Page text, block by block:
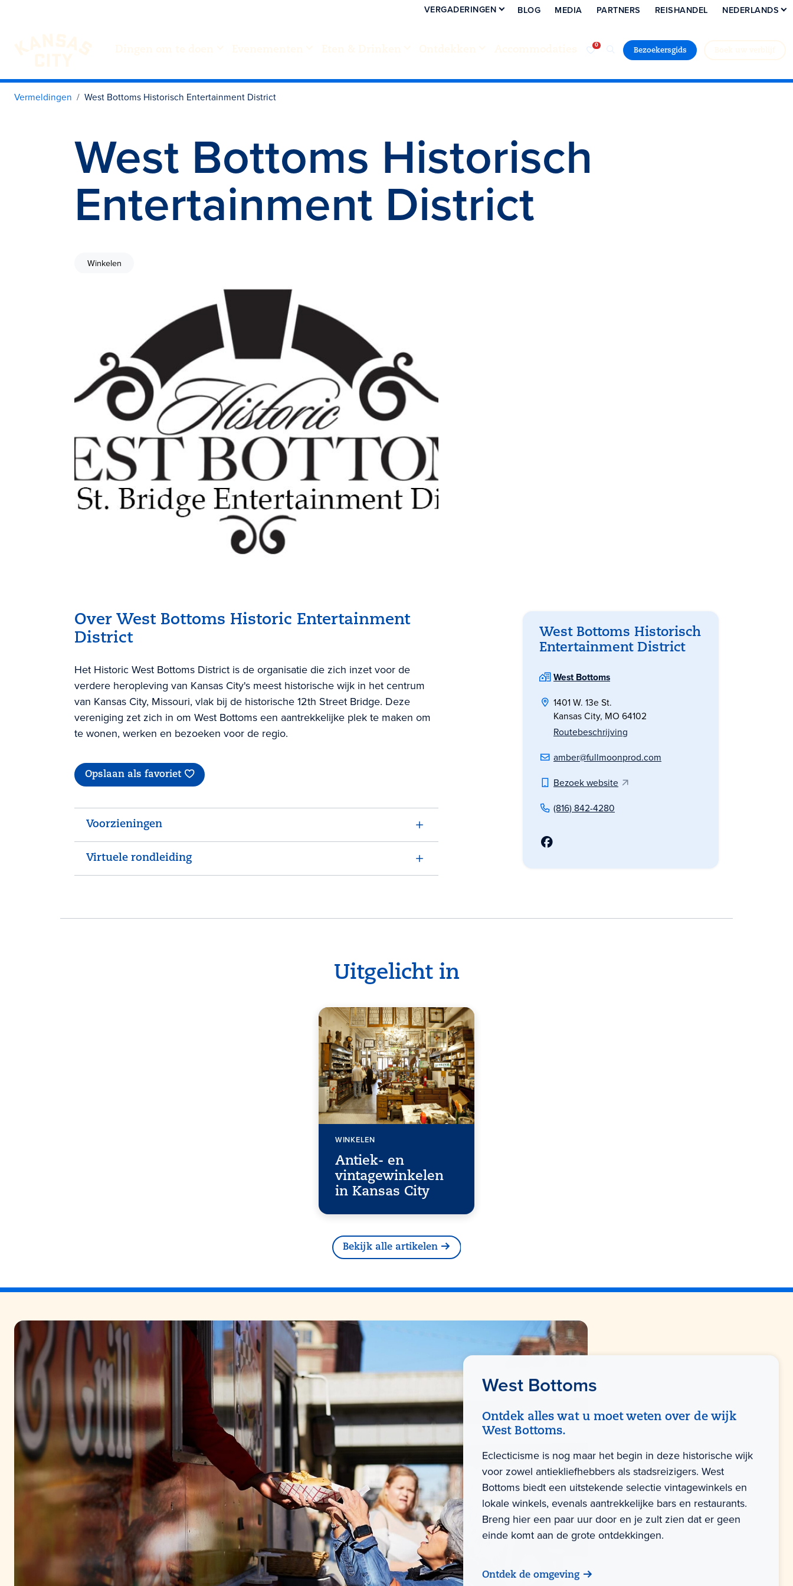
Bezoek KC
Bezoekersgids
VERGADERINGEN BLOG MEDIA PARTNERS REISHANDEL NEDERLANDS
Vermeldingen West Bottoms Historisch Entertainment District
West Bottoms Historisch
Entertainment District
Winkelen
Over West Bottoms Historic Entertainment
District
Het Historic West Bottoms District is de organisatie die zich inzet voor de
verdere heropleving van Kansas City's meest historische wijk in het centrum
van Kansas City, Missouri, vlak bij de historische 12th Street Bridge. Deze
vereniging zet zich in om West Bottoms een aantrekkelijke plek te maken om
te wonen, werken en bezoeken voor de regio.
Opslaan als favoriet
Voorzieningen
Virtuele rondleiding
West Bottoms Historisch
Entertainment District
West Bottoms
1401 W. 13e St.
Kansas City, MO 64102
Routebeschrijving
amber@fullmoonprod.com
Bezoek website
(816) 842-4280
Uitgelicht in
WINKELEN
Antiek- en
vintagewinkelen
in Kansas City
Bekijk alle artikelen
West Bottoms
Ontdek alles wat u moet weten over de wijk
West Bottoms.
Eclecticisme is nog maar het begin in deze historische wijk
voor zowel antiekliefhebbers als stadsreizigers. West
Bottoms biedt een uitstekende selectie vintagewinkels en
lokale winkels, evenals aantrekkelijke bars en restaurants.
Breng hier een paar uur door en je zult zien dat er geen
einde komt aan de grote ontdekkingen.
Ontdek de omgeving